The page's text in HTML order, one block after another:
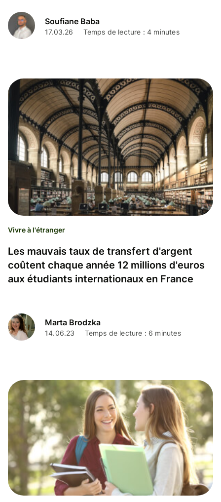
Soufiane Baba
17.03.26 Temps de lecture : 4 minutes
Vivre à l'étranger
Les mauvais taux de transfert d'argent
coûtent chaque année 12 millions d'euros
aux étudiants internationaux en France
Marta Brodzka
14.06.23 Temps de lecture : 6 minutes